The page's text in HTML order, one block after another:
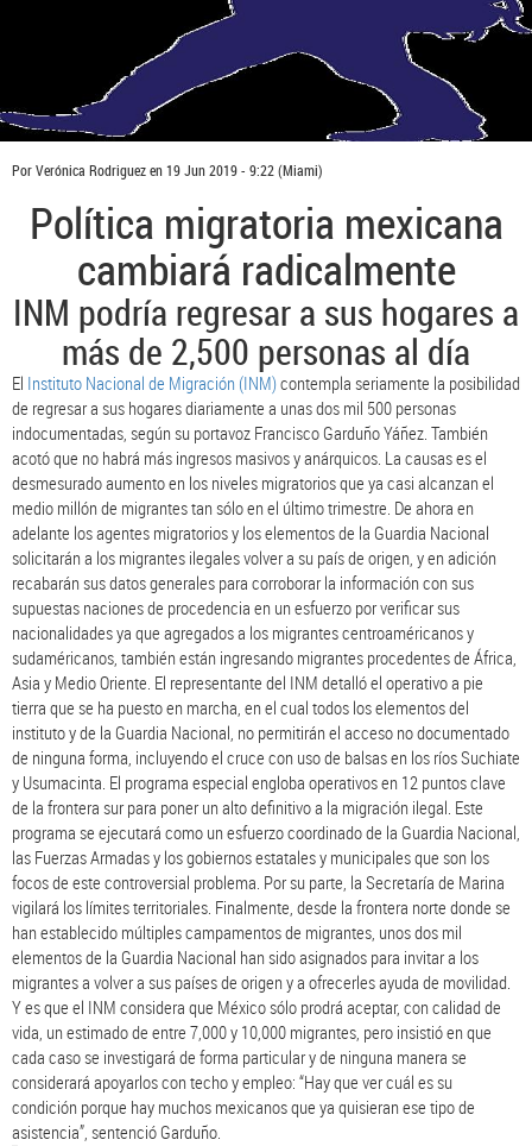
PorVerónica Rodriguezen19 Jun 2019 - 9:22(Miami)
Política migratoria mexicana
cambiará radicalmente
INM podría regresar a sus hogares a
más de 2,500 personas al día
El Instituto Nacional de Migración (INM)contempla seriamente la posibilidad
de regresar a sus hogares diariamente a unas dos mil 500 personas
indocumentadas, según su portavoz Francisco Garduño Yáñez. También
acotó que no habrá más ingresos masivos y anárquicos. La causas es el
desmesurado aumento en los niveles migratorios que ya casi alcanzan el
medio millón de migrantes tan sólo en el último trimestre. De ahora en
adelante los agentes migratorios y los elementos de la Guardia Nacional
solicitarán a los migrantes ilegales volver a su país de origen, y en adición
recabarán sus datos generales para corroborar la información con sus
supuestas naciones de procedencia en un esfuerzo por verificar sus
nacionalidades ya que agregados a los migrantes centroaméricanos y
sudaméricanos, también están ingresando migrantes procedentes de África,
Asia y Medio Oriente. El representante del INM detalló el operativo a pie
tierra que se ha puesto en marcha, en el cual todos los elementos del
instituto y de la Guardia Nacional, no permitirán el acceso no documentado
de ninguna forma, incluyendo el cruce con uso de balsas en los ríos Suchiate
y Usumacinta. El programa especial engloba operativos en 12 puntos clave
de la frontera sur para poner un alto definitivo a la migración ilegal. Este
programa se ejecutará como un esfuerzo coordinado de la Guardia Nacional,
las Fuerzas Armadas y los gobiernos estatales y municipales que son los
focos de este controversial problema. Por su parte, la Secretaría de Marina
vigilará los límites territoriales. Finalmente, desde la frontera norte donde se
han establecido múltiples campamentos de migrantes, unos dos mil
elementos de la Guardia Nacional han sido asignados para invitar a los
migrantes a volver a sus países de origen y a ofrecerles ayuda de movilidad.
Y es que el INM considera que México sólo prodrá aceptar, con calidad de
vida, un estimado de entre 7,000 y 10,000 migrantes, pero insistió en que
cada caso se investigará de forma particular y de ninguna manera se
considerará apoyarlos con techo y empleo: “Hay que ver cuál es su
condición porque hay muchos mexicanos que ya quisieran ese tipo de
asistencia”, sentenció Garduño.